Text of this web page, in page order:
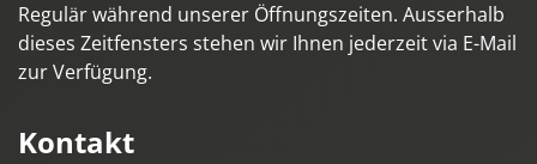
Regulär während unserer Öffnungszeiten. Ausserhalb
dieses Zeitfensters stehen wir Ihnen jederzeit via E-Mail
zur Verfügung.
Kontakt